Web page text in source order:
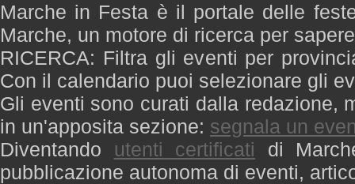
Marche in Festa è il portale delle
Marche, un motore di ricerca per
RICERCA: Filtra gli eventi per
Con il calendario puoi selezionare gli
Gli eventi sono curati dalla redazione,
in un'apposita sezione: segnala un
Diventando utenti certificati di
pubblicazione autonoma di eventi,